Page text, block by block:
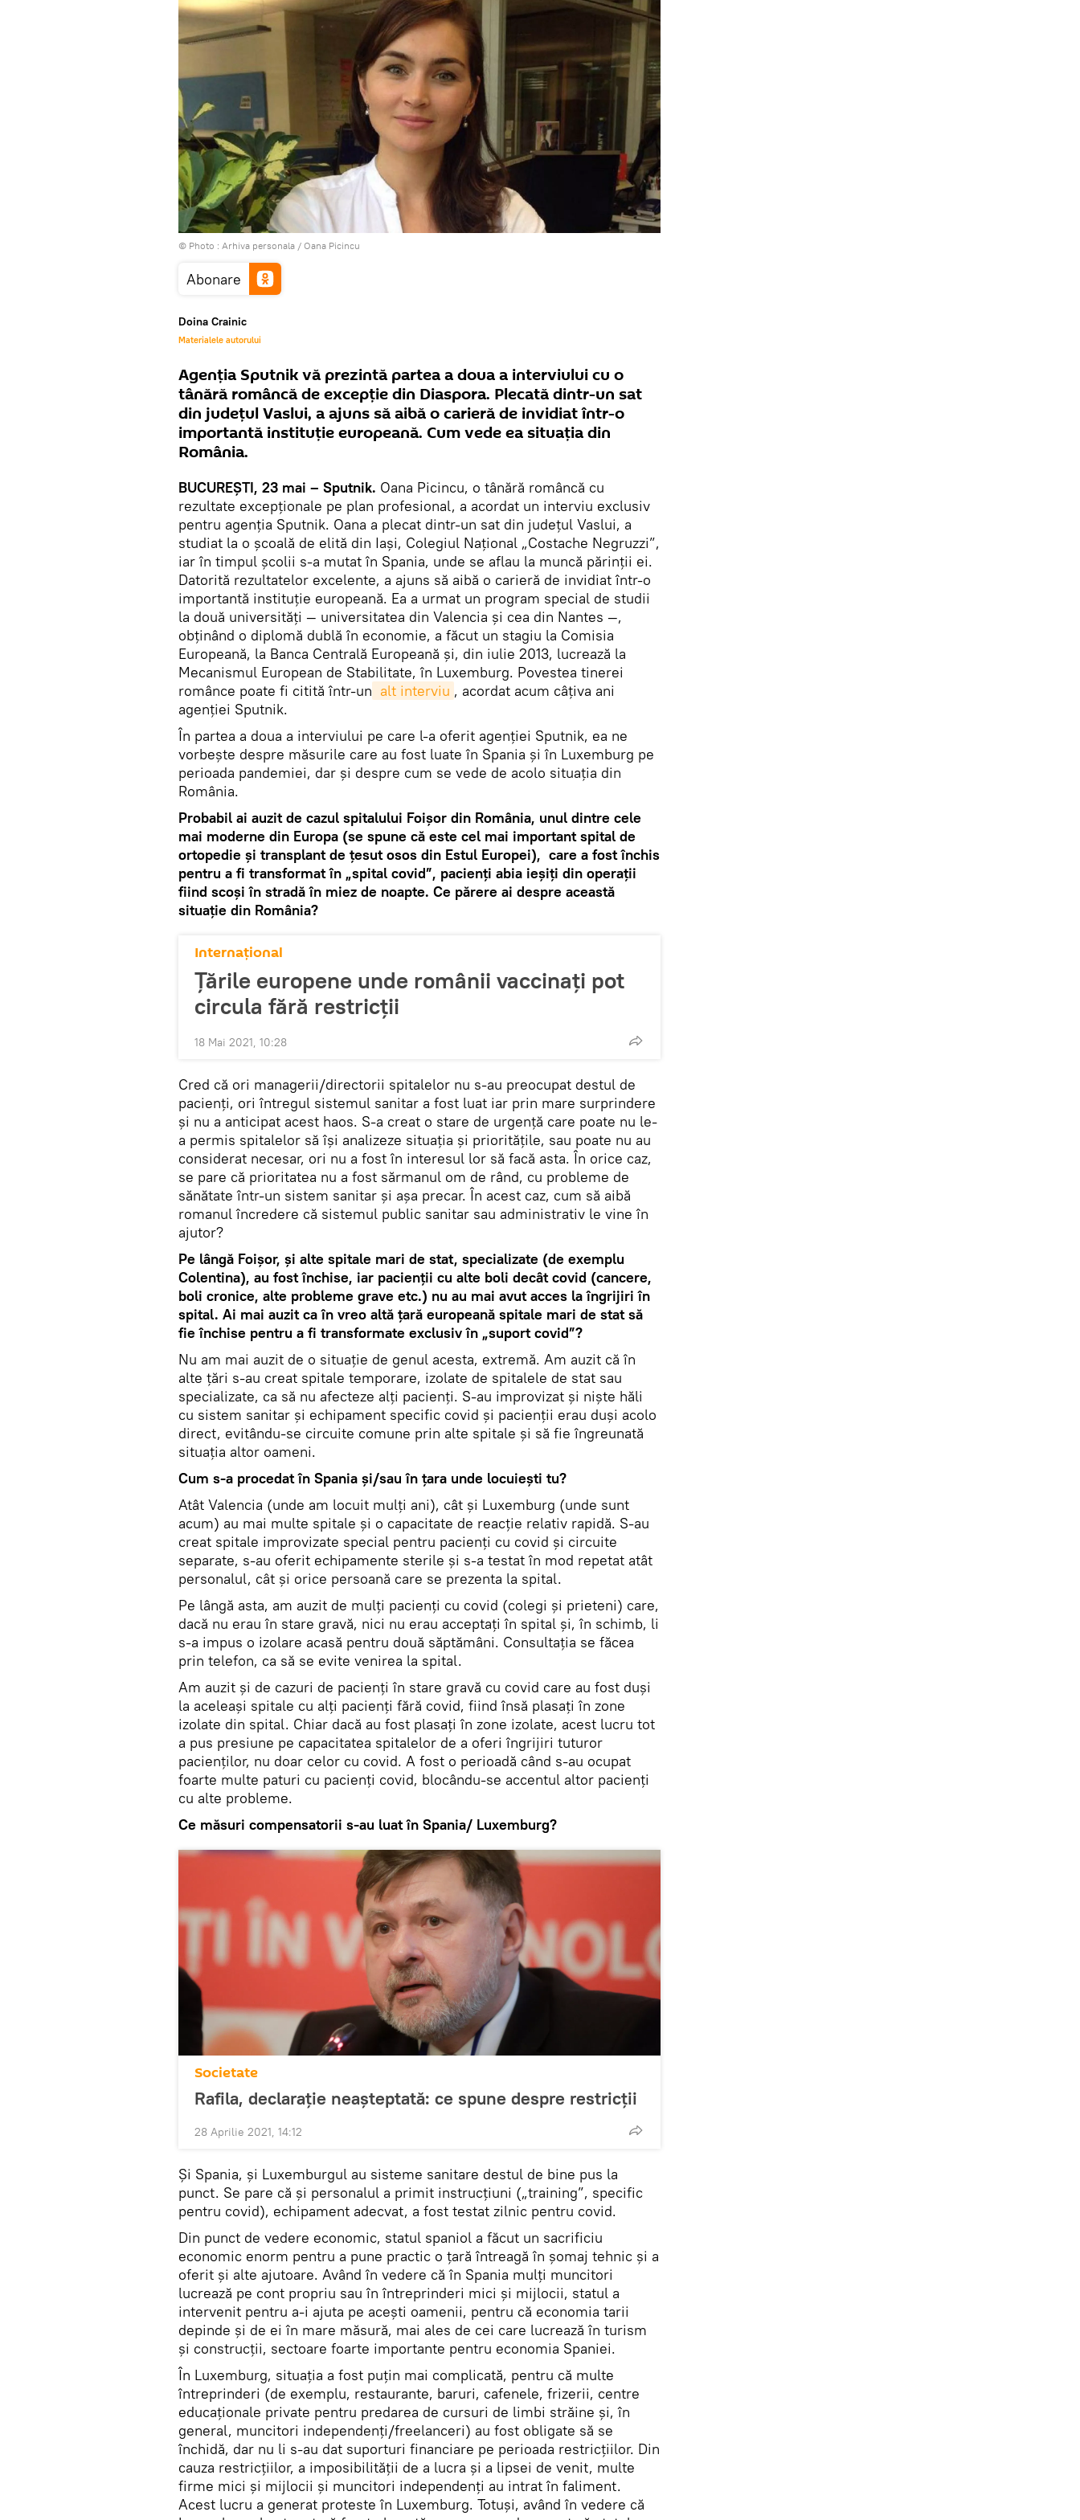
© Photo : Arhiva personala / Oana Picincu
Abonare
Doina Crainic
Materialele autorului
Agenţia Sputnik vă prezintă partea a doua a interviului cu o
tânără româncă de excepţie din Diaspora. Plecată dintr-un sat
din judeţul Vaslui, a ajuns să aibă o carieră de invidiat într-o
importantă instituţie europeană. Cum vede ea situaţia din
România.
BUCUREŞTI, 23 mai – Sputnik. Oana Picincu, o tânără româncă cu
rezultate excepţionale pe plan profesional, a acordat un interviu exclusiv
pentru agenţia Sputnik. Oana a plecat dintr-un sat din judeţul Vaslui, a
studiat la o școală de elită din Iași, Colegiul Naţional „Costache Negruzzi”,
iar în timpul şcolii s-a mutat în Spania, unde se aflau la muncă părinţii ei.
Datorită rezultatelor excelente, a ajuns să aibă o carieră de invidiat într-o
importantă instituţie europeană. Ea a urmat un program special de studii
la două universități — universitatea din Valencia și cea din Nantes —,
obținând o diplomă dublă în economie, a făcut un stagiu la Comisia
Europeană, la Banca Centrală Europeană și, din iulie 2013, lucrează la
Mecanismul European de Stabilitate, în Luxemburg. Povestea tinerei
românce poate fi citită într-un alt interviu , acordat acum câţiva ani
agenţiei Sputnik.
În partea a doua a interviului pe care l-a oferit agenţiei Sputnik, ea ne
vorbeşte despre măsurile care au fost luate în Spania şi în Luxemburg pe
perioada pandemiei, dar şi despre cum se vede de acolo situaţia din
România.
Probabil ai auzit de cazul spitalului Foişor din România, unul dintre cele
mai moderne din Europa (se spune că este cel mai important spital de
ortopedie și transplant de țesut osos din Estul Europei), care a fost închis
pentru a fi transformat în „spital covid”, pacienţi abia ieşiţi din operaţii
fiind scoşi în stradă în miez de noapte. Ce părere ai despre această
situaţie din România?
Internaţional
Țările europene unde românii vaccinați pot
circula fără restricții
18 Mai 2021, 10:28
Cred că ori managerii/directorii spitalelor nu s-au preocupat destul de
pacienți, ori întregul sistemul sanitar a fost luat iar prin mare surprindere
și nu a anticipat acest haos. S-a creat o stare de urgenţă care poate nu le-
a permis spitalelor să își analizeze situația și prioritățile, sau poate nu au
considerat necesar, ori nu a fost în interesul lor să facă asta. În orice caz,
se pare că prioritatea nu a fost sărmanul om de rând, cu probleme de
sănătate într-un sistem sanitar și așa precar. În acest caz, cum să aibă
romanul încredere că sistemul public sanitar sau administrativ le vine în
ajutor?
Pe lângă Foişor, şi alte spitale mari de stat, specializate (de exemplu
Colentina), au fost închise, iar pacienţii cu alte boli decât covid (cancere,
boli cronice, alte probleme grave etc.) nu au mai avut acces la îngrijiri în
spital. Ai mai auzit ca în vreo altă ţară europeană spitale mari de stat să
fie închise pentru a fi transformate exclusiv în „suport covid”?
Nu am mai auzit de o situație de genul acesta, extremă. Am auzit că în
alte ţări s-au creat spitale temporare, izolate de spitalele de stat sau
specializate, ca să nu afecteze alți pacienți. S-au improvizat și niște hăli
cu sistem sanitar și echipament specific covid și pacienții erau duși acolo
direct, evitându-se circuite comune prin alte spitale și să fie îngreunată
situația altor oameni.
Cum s-a procedat în Spania şi/sau în ţara unde locuieşti tu?
Atât Valencia (unde am locuit mulți ani), cât și Luxemburg (unde sunt
acum) au mai multe spitale și o capacitate de reacție relativ rapidă. S-au
creat spitale improvizate special pentru pacienți cu covid și circuite
separate, s-au oferit echipamente sterile și s-a testat în mod repetat atât
personalul, cât și orice persoană care se prezenta la spital.
Pe lângă asta, am auzit de mulți pacienți cu covid (colegi și prieteni) care,
dacă nu erau în stare gravă, nici nu erau acceptați în spital și, în schimb, li
s-a impus o izolare acasă pentru două săptămâni. Consultația se făcea
prin telefon, ca să se evite venirea la spital.
Am auzit și de cazuri de pacienți în stare gravă cu covid care au fost duși
la aceleași spitale cu alți pacienți fără covid, fiind însă plasați în zone
izolate din spital. Chiar dacă au fost plasați în zone izolate, acest lucru tot
a pus presiune pe capacitatea spitalelor de a oferi îngrijiri tuturor
pacienților, nu doar celor cu covid. A fost o perioadă când s-au ocupat
foarte multe paturi cu pacienți covid, blocându-se accentul altor pacienți
cu alte probleme.
Ce măsuri compensatorii s-au luat în Spania/ Luxemburg?
Societate
Rafila, declarație neașteptată: ce spune despre restricții
28 Aprilie 2021, 14:12
Și Spania, și Luxemburgul au sisteme sanitare destul de bine pus la
punct. Se pare că și personalul a primit instrucțiuni („training”, specific
pentru covid), echipament adecvat, a fost testat zilnic pentru covid.
Din punct de vedere economic, statul spaniol a făcut un sacrificiu
economic enorm pentru a pune practic o ţară întreagă în șomaj tehnic și a
oferit și alte ajutoare. Având în vedere că în Spania mulți muncitori
lucrează pe cont propriu sau în întreprinderi mici și mijlocii, statul a
intervenit pentru a-i ajuta pe acești oamenii, pentru că economia tarii
depinde și de ei în mare măsură, mai ales de cei care lucrează în turism
și construcții, sectoare foarte importante pentru economia Spaniei.
În Luxemburg, situația a fost puțin mai complicată, pentru că multe
întreprinderi (de exemplu, restaurante, baruri, cafenele, frizerii, centre
educaționale private pentru predarea de cursuri de limbi străine și, în
general, muncitori independenți/freelanceri) au fost obligate să se
închidă, dar nu li s-au dat suporturi financiare pe perioada restricțiilor. Din
cauza restricțiilor, a imposibilităţii de a lucra și a lipsei de venit, multe
firme mici și mijlocii și muncitori independenți au intrat în faliment.
Acest lucru a generat proteste în Luxemburg. Totuşi, având în vedere că